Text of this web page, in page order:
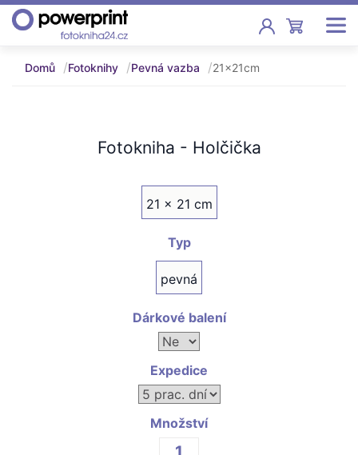
Pevná vazba, sešity, poukazy
Nástěnné, stolní i roční
Domů Fotoknihy Pevná vazba 21x21cm
Fotokniha - Holčička
21 x 21 cm
Typ
pevná
Dárkové balení
Expedice
Množství